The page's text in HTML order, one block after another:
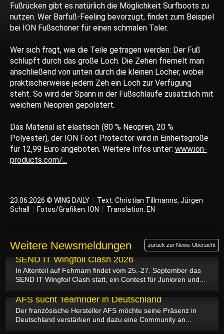
Fußrücken gibt es natürlich die Möglichkeit Surfboots zu
nutzen. Wer Barfuß-Feeling bevorzugt, findet zum Beispiel
bei ION Fußschoner für einen schmalen Taler.
Wer sich fragt, wie die Teile getragen werden: Der Fuß
schlüpft durch das große Loch. Die Zehen friemelt man
anschließend von unten durch die kleinen Löcher, wobei
praktischerweise jedem Zeh ein Loch zur Verfügung
steht. So wird der Spann in der Fußschlaufe zusätzlich mit
weichem Neopren gepolstert.
Das Material ist elastisch (80 % Neopren, 20 %
Polyester), der ION Foot Protector wird in Einheitsgröße
für 12,99 Euro angeboten. Weitere Infos unter: www.ion-
products.com/...
23.06.2026 © WING DAILY Text: Christian Tillmanns, Jürgen
Schall
Fotos/Grafiken: ION Translation: EN
Weitere Newsmeldungen zurück zur News-Übersicht
09.07.2026
SEND IT Wingfoil Clash 2026
In Altenteil auf Fehmarn findet vom 25.-27. September das
SEND IT Wingfoil Clash statt, ein Contest für Junioren und...
AFS sucht Teamrider in Deutschland
Der französische Hersteller AFS möchte seine Präsenz in
Deutschland verstärken und dazu eine Community an...